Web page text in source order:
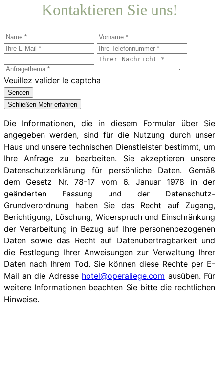
Kontaktieren Sie uns!
Veuillez valider le captcha
Senden
Schließen Mehr erfahren
Die Informationen, die in diesem Formular über Sie
angegeben werden, sind für die Nutzung durch unser
Haus und unsere technischen Dienstleister bestimmt, um
Ihre Anfrage zu bearbeiten. Sie akzeptieren unsere
Datenschutzerklärung für persönliche Daten. Gemäß
dem Gesetz Nr. 78-17 vom 6. Januar 1978 in der
geänderten Fassung und der Datenschutz-
Grundverordnung haben Sie das Recht auf Zugang,
Berichtigung, Löschung, Widerspruch und Einschränkung
der Verarbeitung in Bezug auf Ihre personenbezogenen
Daten sowie das Recht auf Datenübertragbarkeit und
die Festlegung Ihrer Anweisungen zur Verwaltung Ihrer
Daten nach Ihrem Tod. Sie können diese Rechte per E-
Mail an die Adresse hotel@operaliege.com ausüben. Für
weitere Informationen beachten Sie bitte die rechtlichen
Hinweise.